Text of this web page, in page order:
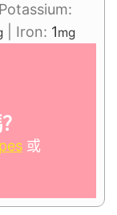
Potassium:
Iron: 1mg
或